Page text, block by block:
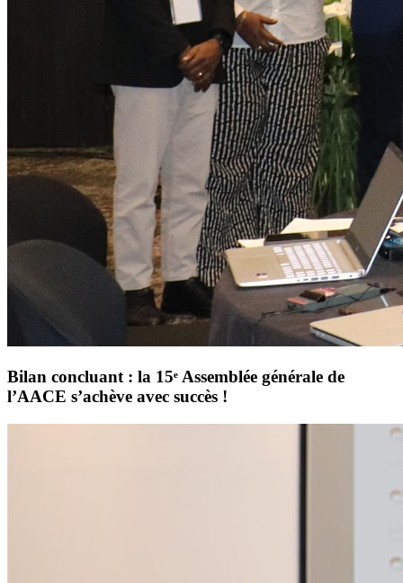
Bilan concluant : la 15ᵉ Assemblée générale de
l’AACE s’achève avec succès !